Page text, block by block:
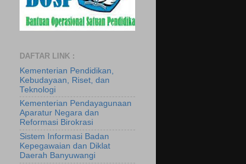
DAFTAR LINK :
Kementerian Pendidikan,
Kebudayaan, Riset, dan
Teknologi
Kementerian Pendayagunaan
Aparatur Negara dan
Reformasi Birokrasi
Sistem Informasi Badan
Kepegawaian dan Diklat
Daerah Banyuwangi